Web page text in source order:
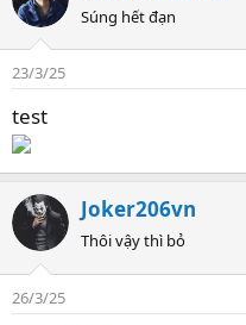
Súng hết đạn
23/3/25
test
Joker206vn
Thôi vậy thì bỏ
26/3/25